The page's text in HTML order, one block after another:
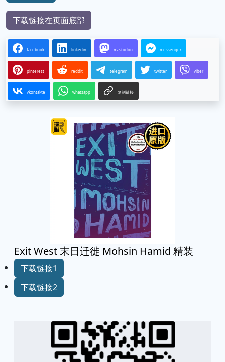
下载链接在页面底部
facebook linkedin mastodon messenger
pinterest reddit telegram twitter viber
vkontakte whatsapp 复制链接
Exit West 末日迁徙 Mohsin Hamid 精装
下载链接1
下载链接2